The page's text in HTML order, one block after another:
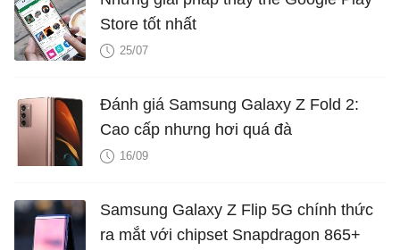
Store tốt nhất
25/07
Đánh giá Samsung Galaxy Z Fold 2:
Cao cấp nhưng hơi quá đà
16/09
Samsung Galaxy Z Flip 5G chính thức
ra mắt với chipset Snapdragon 865+